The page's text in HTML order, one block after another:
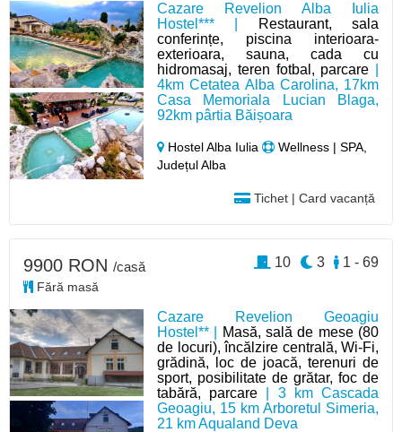
Cazare Revelion Alba Iulia
Hostel*** |
Restaurant, sala
conferințe, piscina interioara-
exterioara, sauna, cada cu
hidromasaj, teren fotbal, parcare
4km Cetatea Alba Carolina, 17km
Casa Memoriala Lucian Blaga,
92km pârtia Băișoara
Hostel Alba Iulia
Wellness | SPA,
Județul Alba
Tichet | Card vacanță
Cazare Revelion Geoagiu
Hostel** |
Masă, sală de mese (80
de locuri), încălzire centrală, Wi-Fi,
grădină, loc de joacă, terenuri de
sport, posibilitate de grătar, foc de
tabără, parcare | 3 km Cascada
Geoagiu, 15 km Arboretul Simeria,
21 km Aqualand Deva
9900 RON /casă
Fără masă
1 - 69
3
10